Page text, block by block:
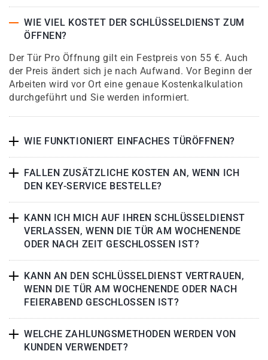
WIE VIEL KOSTET DER SCHLÜSSELDIENST ZUM
ÖFFNEN?
Der Tür Pro Öffnung gilt ein Festpreis von 55 €. Auch
der Preis ändert sich je nach Aufwand. Vor Beginn der
Arbeiten wird vor Ort eine genaue Kostenkalkulation
durchgeführt und Sie werden informiert.
WIE FUNKTIONIERT EINFACHES TÜRÖFFNEN?
FALLEN ZUSÄTZLICHE KOSTEN AN, WENN ICH
DEN KEY-SERVICE BESTELLE?
KANN ICH MICH AUF IHREN SCHLÜSSELDIENST
VERLASSEN, WENN DIE TÜR AM WOCHENENDE
ODER NACH ZEIT GESCHLOSSEN IST?
KANN AN DEN SCHLÜSSELDIENST VERTRAUEN,
WENN DIE TÜR AM WOCHENENDE ODER NACH
FEIERABEND GESCHLOSSEN IST?
WELCHE ZAHLUNGSMETHODEN WERDEN VON
KUNDEN VERWENDET?